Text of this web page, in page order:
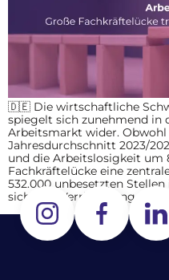
🇩🇪 Die wirtschaftliche
spiegelt sich zunehmend in
Arbeitsmarkt wider.
Jahresdurchschnitt 2023/
und die Arbeitslosigkeit um
Fachkräftelücke eine
532.000 unbesetzten
sich eine Verringerung der